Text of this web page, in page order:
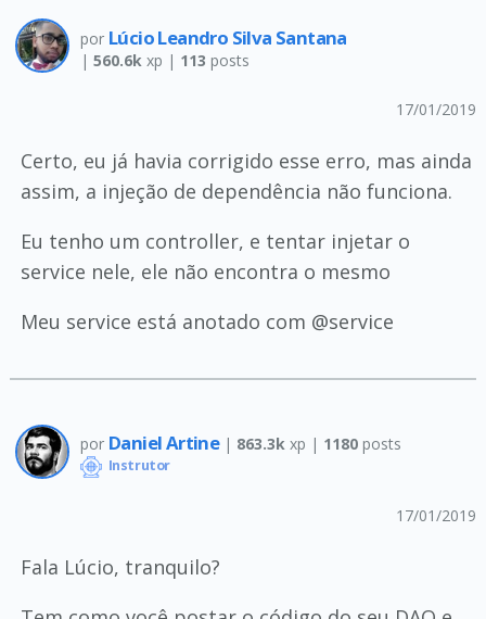
por Lúcio Leandro Silva Santana
| 560.6kxp | 113 posts
17/01/2019
Certo, eu já havia corrigido esse erro, mas ainda
assim, a injeção de dependência não funciona.
Eu tenho um controller, e tentar injetar o
service nele, ele não encontra o mesmo
Meu service está anotado com @service
por Daniel Artine | 863.3k xp | 1180posts
Instrutor
17/01/2019
Fala Lúcio, tranquilo?